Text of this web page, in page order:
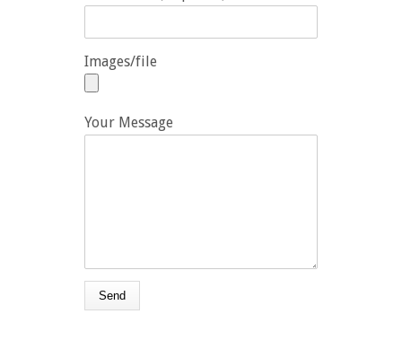
Images/file
Your Message